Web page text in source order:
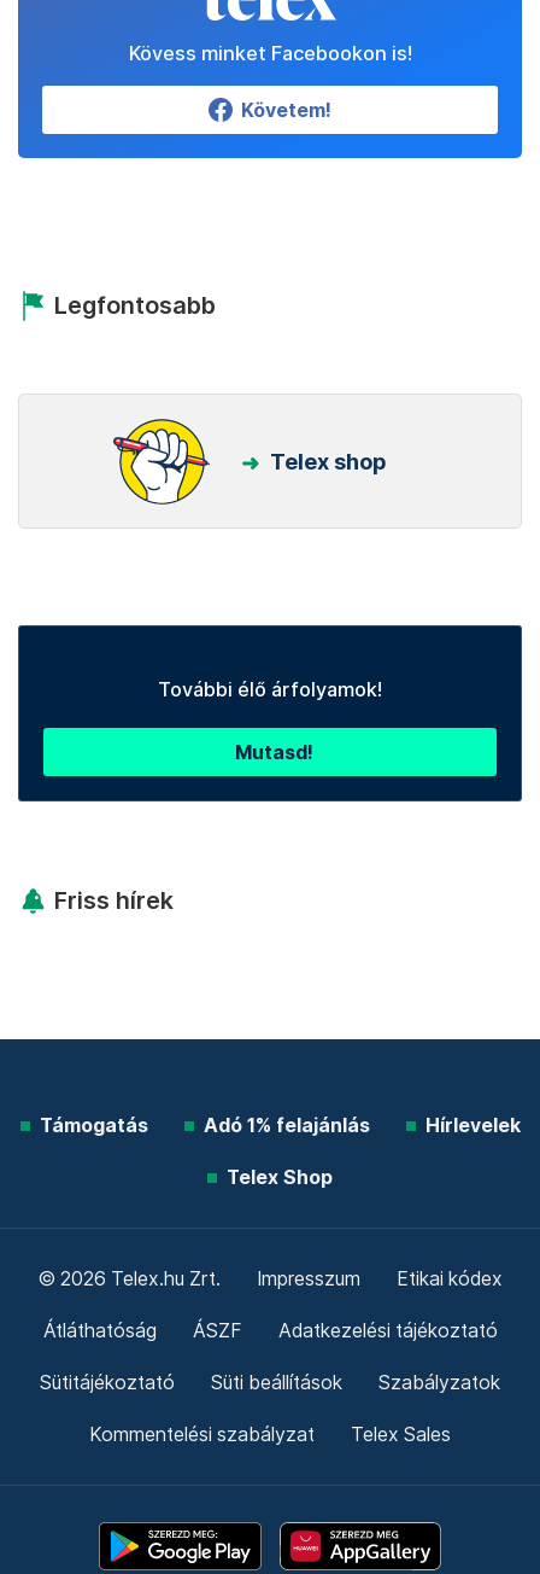
Kövess minket Facebookon is!
Követem!
Legfontosabb
Telex shop
További élő árfolyamok!
Mutasd!
Friss hírek
Támogatás Adó 1% felajánlás Hírlevelek
Telex Shop
© 2026 Telex.hu Zrt. Impresszum Etikai kódex
Átláthatóság ÁSZF Adatkezelési tájékoztató
Sütitájékoztató Süti beállítások Szabályzatok
Kommentelési szabályzat Telex Sales